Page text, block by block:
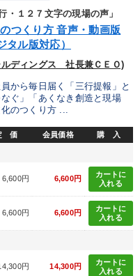
・１２７文字の現場の声」
つくり方 音声・動画版
タル版対応）
ルディングス 社長兼ＣＥＯ)
から毎日届く「三行提報」と
ぐ」「あくなき創造と現場
のつくり方 ...
価 会員価格 購 入
6,600円 6,600円
カートに
入れる
6,600円 6,600円
カートに
入れる
円 14,300円
カートに
入れる